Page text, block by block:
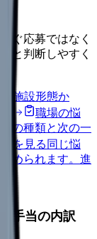
ぐ応募ではなく
と判断しやすく
・施設形態か
職場の悩
の種類と次の一
を見る 同じ悩
められます。 進
手当の内訳